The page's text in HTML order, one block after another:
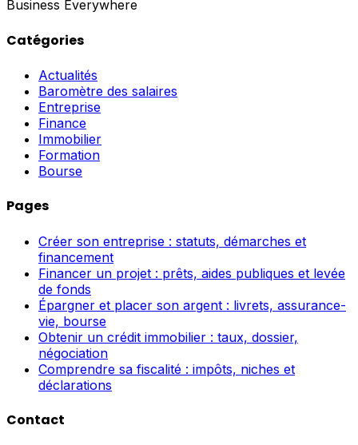
Business Everywhere
Catégories
Actualités
Baromètre des salaires
Entreprise
Finance
Immobilier
Formation
Bourse
Pages
Créer son entreprise : statuts, démarches et
financement
Financer un projet : prêts, aides publiques et levée
de fonds
Épargner et placer son argent : livrets, assurance-
vie, bourse
Obtenir un crédit immobilier : taux, dossier,
négociation
Comprendre sa fiscalité : impôts, niches et
déclarations
Contact